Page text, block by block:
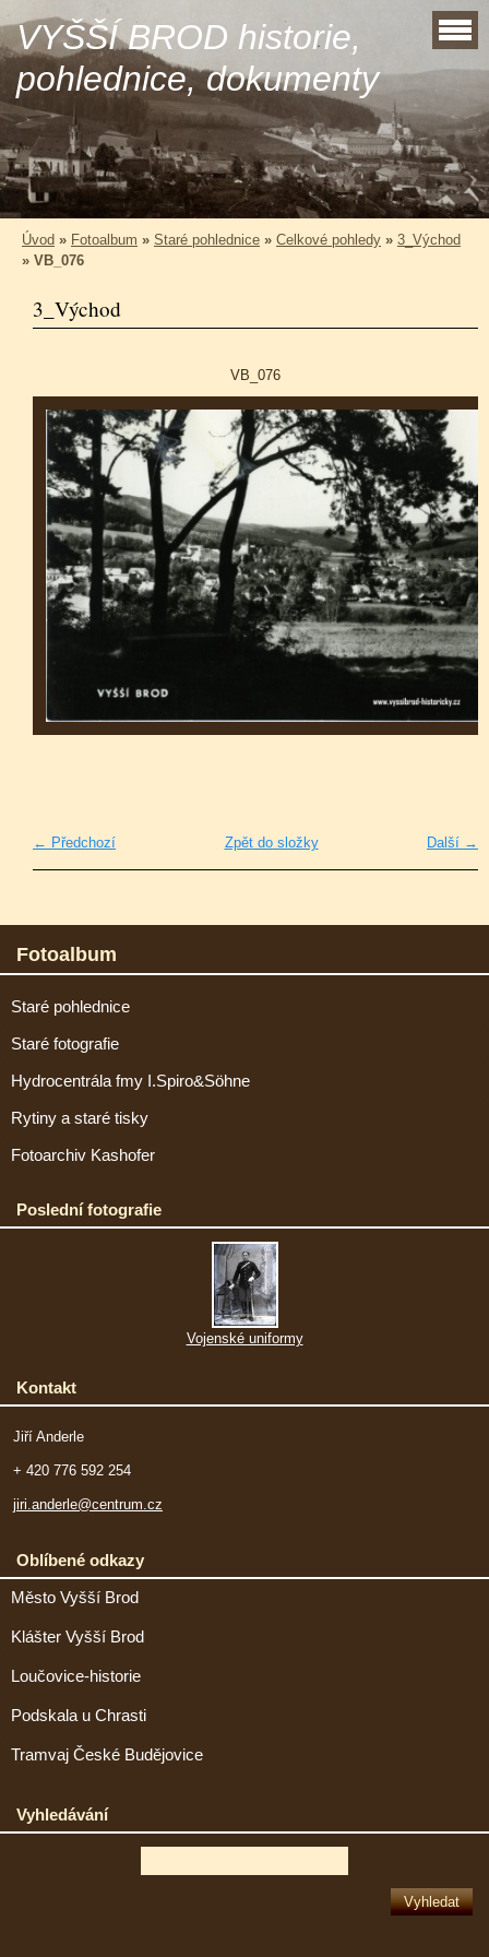
VYŠŠÍ BROD historie,
pohlednice, dokumenty
Úvod » Fotoalbum » Staré pohlednice » Celkové pohledy » 3_Východ
» VB_076
3_Východ
VB_076
← Předchozí Další →
Zpět do složky
Fotoalbum
Staré pohlednice
Staré fotografie
Hydrocentrála fmy I.Spiro&Söhne
Rytiny a staré tisky
Fotoarchiv Kashofer
Poslední fotografie
Vojenské uniformy
Kontakt
Jiří Anderle
+ 420 776 592 254
jiri.anderle@centrum.cz
Oblíbené odkazy
Město Vyšší Brod
Klášter Vyšší Brod
Loučovice-historie
Podskala u Chrasti
Tramvaj České Budějovice
Vyhledávání